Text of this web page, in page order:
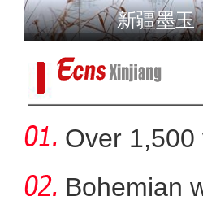
新疆墨玉
Over 1,500
Bohemian